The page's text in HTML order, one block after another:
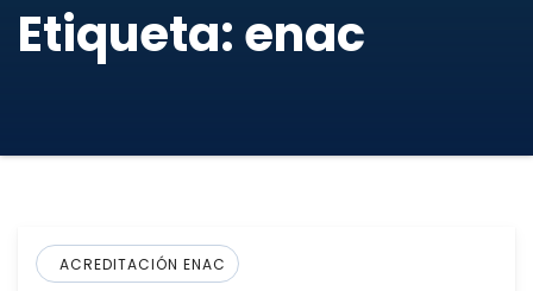
Etiqueta:enac
ACREDITACIÓN ENAC